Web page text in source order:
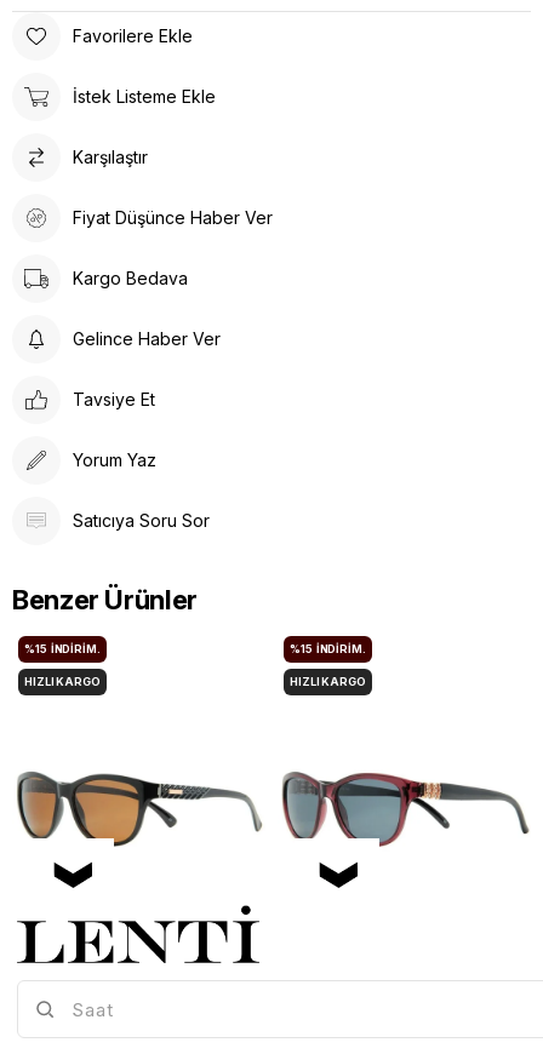
Favorilere Ekle
İstek Listeme Ekle
Karşılaştır
Fiyat Düşünce Haber Ver
Kargo Bedava
Gelince Haber Ver
Tavsiye Et
Yorum Yaz
Satıcıya Soru Sor
Benzer Ürünler
Mia-Maria-OF127-C2-56
%15 İNDIRIM.
HIZLI KARGO
Mia-Maria-OF126-C3-56
%15 İNDIRIM.
HIZLI KARGO